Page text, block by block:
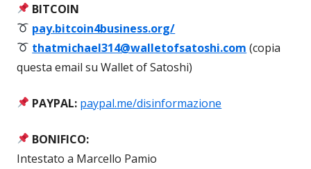
BITCOIN
pay.bitcoin4business.org/
thatmichael314@walletofsatoshi.com (copia
questa email su Wallet of Satoshi)
PAYPAL: paypal.me/disinformazione
BONIFICO:
Intestato a Marcello Pamio